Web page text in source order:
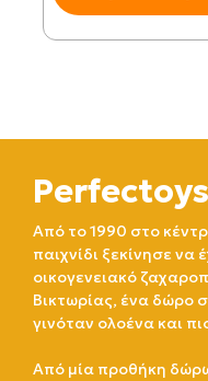
Perfectoys
Από το 1990 στο
παιχνίδι ξεκίνησε να
οικογενειακό
Βικτωρίας, ένα δώρο
γινόταν ολοένα και
Από μία προθήκη